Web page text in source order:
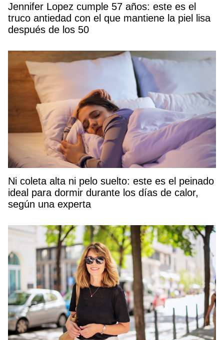
Jennifer Lopez cumple 57 años: este es el
truco antiedad con el que mantiene la piel lisa
después de los 50
Ni coleta alta ni pelo suelto: este es el peinado
ideal para dormir durante los días de calor,
según una experta